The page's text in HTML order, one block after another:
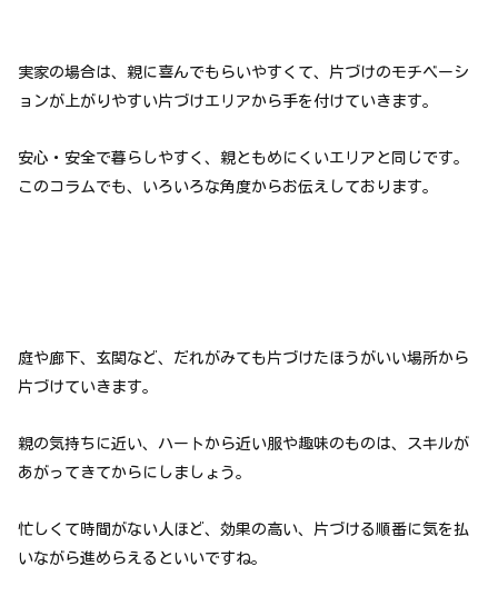
実家の場合は、親に喜んでもらいやすくて、片づけのモチベーシ
ョンが上がりやすい片づけエリアから手を付けていきます。
安心・安全で暮らしやすく、親ともめにくいエリアと同じです。
このコラムでも、いろいろな角度からお伝えしております。
庭や廊下、玄関など、だれがみても片づけたほうがいい場所から
片づけていきます。
親の気持ちに近い、ハートから近い服や趣味のものは、スキルが
あがってきてからにしましょう。
忙しくて時間がない人ほど、効果の高い、片づける順番に気を払
いながら進めらえるといいですね。